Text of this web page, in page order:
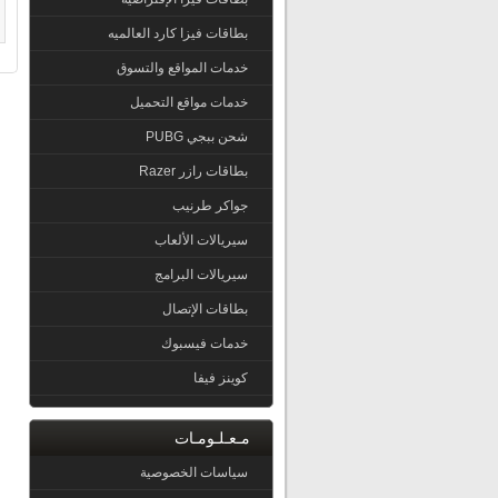
بطاقات فيزا كارد العالميه
خدمات المواقع والتسوق
خدمات مواقع التحميل
شحن ببجي PUBG
بطاقات رازر Razer
جواكر طرنيب
سيريالات الألعاب
سيريالات البرامج
بطاقات الإتصال
خدمات فيسبوك
كوينز فيفا
مـعـلـومـات
سياسات الخصوصية